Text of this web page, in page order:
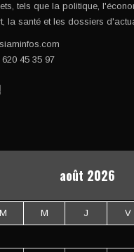
tels que la politique,
la santé et les dossiers
45 35 97
août 2026
M M J V